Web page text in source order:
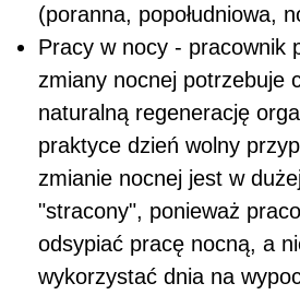
(poranna, popołudniowa,
Pracy w nocy - pracownik
zmiany nocnej potrzebuje
naturalną regenerację
praktyce dzień wolny
zmianie nocnej jest w
"stracony", ponieważ
odsypiać pracę nocną, a
wykorzystać dnia na